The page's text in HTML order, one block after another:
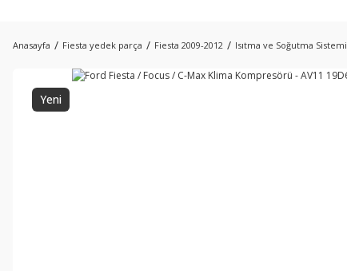
Anasayfa Fiesta yedek parça Fiesta 2009-2012 Isıtma ve Soğutma Sistemi
Yeni